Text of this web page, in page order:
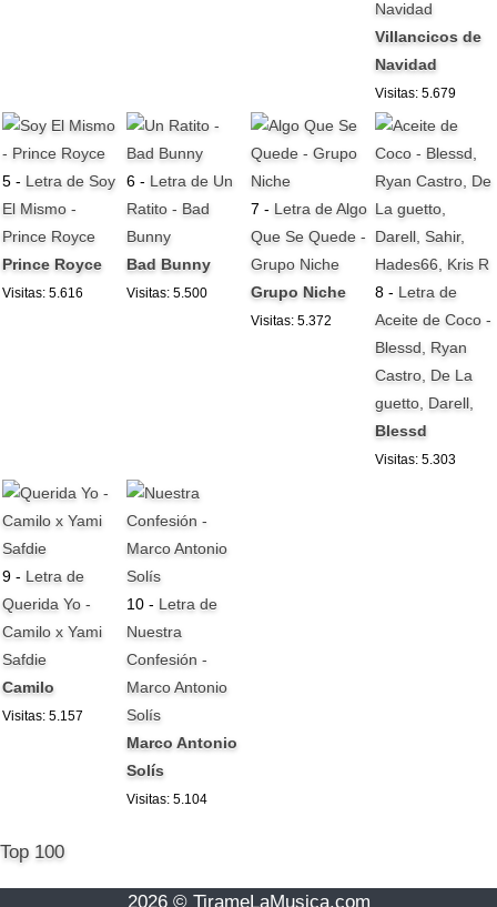
Navidad
Villancicos de
Navidad
Visitas: 5.679
5 - Letra de Soy
El Mismo -
Prince Royce
Prince Royce
Visitas: 5.616
6 - Letra de Un
Ratito - Bad
Bunny
Bad Bunny
Visitas: 5.500
7 - Letra de Algo
Que Se Quede -
Grupo Niche
Grupo Niche
Visitas: 5.372
8 - Letra de
Aceite de Coco -
Blessd, Ryan
Castro, De La
guetto, Darell,
Blessd
Visitas: 5.303
9 - Letra de
Querida Yo -
Camilo x Yami
Safdie
Camilo
Visitas: 5.157
10 - Letra de
Nuestra
Confesión -
Marco Antonio
Solís
Marco Antonio
Solís
Visitas: 5.104
Top 100
2026 © TirameLaMusica.com